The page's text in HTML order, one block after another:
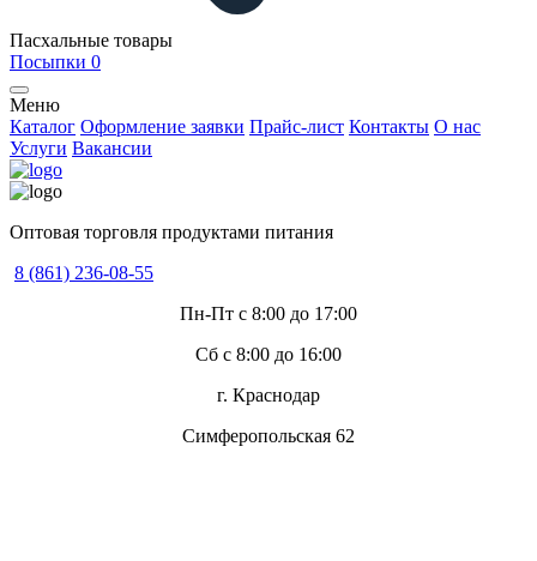
Пасхальные товары
Посыпки 0
Меню
Каталог Оформление заявки Прайс-лист Контакты О нас
Услуги Вакансии
Оптовая торговля продуктами питания
8 (861) 236-08-55
Пн-Пт с 8:00 до 17:00
Сб с 8:00 до 16:00
г. Краснодар
Симферопольская 62